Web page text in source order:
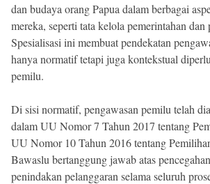
dan budaya orang Papua dalam berbagai
mereka, seperti tata kelola pemerintahan
Spesialisasi ini membuat pendekatan
hanya normatif tetapi juga kontekstual
pemilu.
Di sisi normatif, pengawasan pemilu telah
dalam UU Nomor 7 Tahun 2017 tentang
UU Nomor 10 Tahun 2016 tentang
Bawaslu bertanggung jawab atas
penindakan pelanggaran selama seluruh